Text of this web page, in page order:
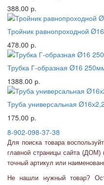
388.00 р.
Тройник равнопроходной
478.00 р.
Трубка Г-образная Ø16
1388.00 р.
Труба универсальная
175.00 р.
8-902-098-37-38
Для поиска товара
главной страницы сайта (ДОМ)
точный артикул или
Не нашли нужный товар?